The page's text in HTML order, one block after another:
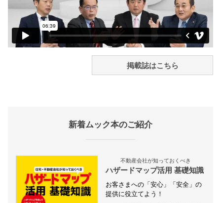
掲載誌はこちら
新着ムック本のご紹介
不動産会社が知っておくべき
ハザードマップ活用 基礎知識
お客さまへの「安心」「安全」の
提供に役立てよう！